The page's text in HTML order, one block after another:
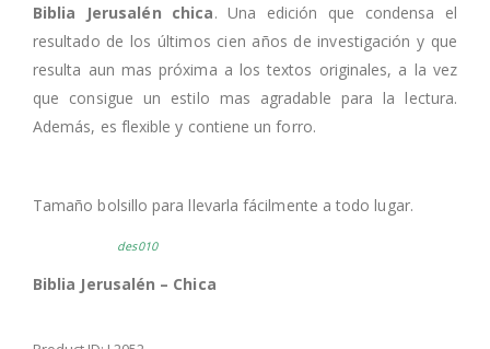
Biblia Jerusalén chica. Una edición que condensa el
resultado de los últimos cien años de investigación y que
resulta aun mas próxima a los textos originales, a la vez
que consigue un estilo mas agradable para la lectura.
Además, es flexible y contiene un forro.
Tamaño bolsillo para llevarla fácilmente a todo lugar.
des010
Biblia Jerusalén – Chica